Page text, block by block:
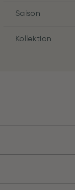
Saison
Kollektion